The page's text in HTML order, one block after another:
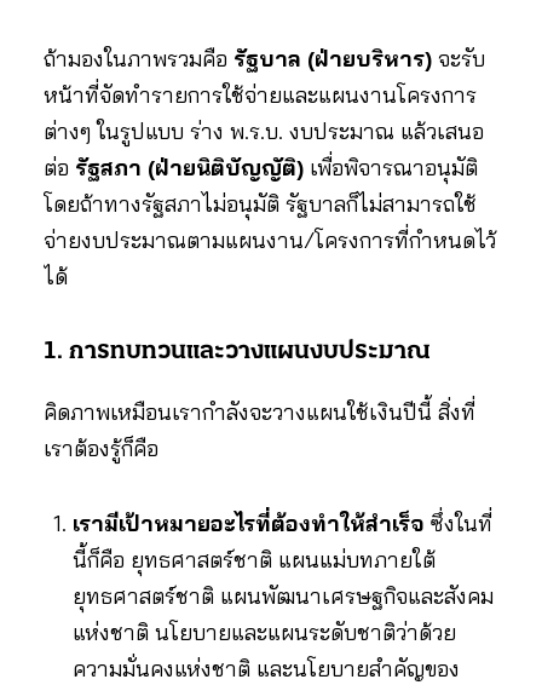
ถ้ามองในภาพรวมคือ รัฐบาล (ฝ่ายบริหาร)จะรับ
หน้าที่จัดทำรายการใช้จ่ายและแผนงานโครงการ
ต่างๆ ในรูปแบบ ร่าง พ.ร.บ. งบประมาณ แล้วเสนอ
ต่อ รัฐสภา (ฝ่ายนิติบัญญัติ)เพื่อพิจารณาอนุมัติ
โดยถ้าทางรัฐสภาไม่อนุมัติ รัฐบาลก็ไม่สามารถใช้
จ่ายงบประมาณตามแผนงาน/โครงการที่กำหนดไว้
ได้
1. การทบทวนและวางแผนงบประมาณ
คิดภาพเหมือนเรากำลังจะวางแผนใช้เงินปีนี้ สิ่งที่
เราต้องรู้ก็คือ
เรามีเป้าหมายอะไรที่ต้องทำให้สำเร็จ ซึ่งในที่
นี้ก็คือ ยุทธศาสตร์ชาติ แผนแม่บทภายใต้
ยุทธศาสตร์ชาติ แผนพัฒนาเศรษฐกิจและสังคม
แห่งชาติ นโยบายและแผนระดับชาติว่าด้วย
ความมั่นคงแห่งชาติ และนโยบายสำคัญของ